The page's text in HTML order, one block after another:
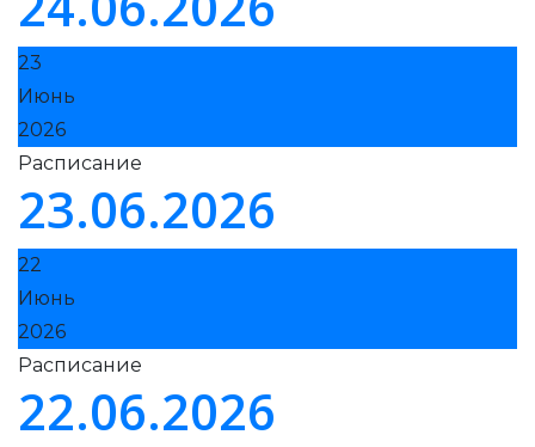
23
Июнь
2026
Расписание
23.06.2026
22
Июнь
2026
Расписание
22.06.2026